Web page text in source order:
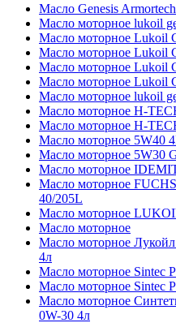
Масло Genesis
Масло моторное lukoil
Масло моторное Lukoil
Масло моторное Lukoil
Масло моторное Lukoil
Масло моторное Lukoil
Масло моторное lukoil
Масло моторное H-
Масло моторное H-
Масло моторное 5W40
Масло моторное 5W30
Масло моторное
Масло моторное
40/205L
Масло моторное
Масло моторное
Масло моторное
4л
Масло моторное Sintec
Масло моторное Sintec
Масло моторное
0W-30 4л